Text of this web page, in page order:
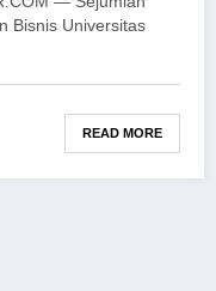
Bisnis Universitas
READ MORE